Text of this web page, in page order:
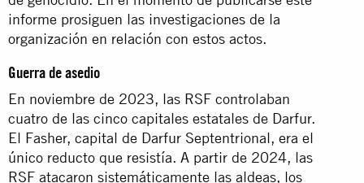
informe prosiguen las investigaciones de la
organización en relación con estos actos.
Guerra de asedio
En noviembre de 2023, las RSF controlaban
cuatro de las cinco capitales estatales de Darfur.
El Fasher, capital de Darfur Septentrional, era el
único reducto que resistía. A partir de 2024, las
RSF atacaron sistemáticamente las aldeas, los